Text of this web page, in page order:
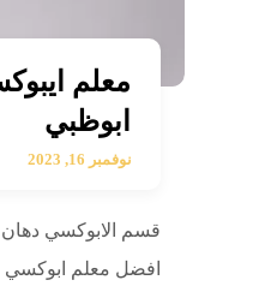
ابوظبي
نوفمبر 16, 2023
قسم الابوكسي
افضل معلم